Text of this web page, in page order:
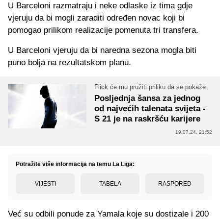
U Barceloni razmatraju i neke odlaske iz tima gdje
vjeruju da bi mogli zaraditi određen novac koji bi
pomogao prilikom realizacije pomenuta tri transfera.
U Barceloni vjeruju da bi naredna sezona mogla biti
puno bolja na rezultatskom planu.
Flick će mu pružiti priliku da se pokaže
Posljednja šansa za jednog
od najvećih talenata svijeta -
S 21 je na raskršću karijere
19.07.24. 21:52
Potražite više informacija na temu La Liga:
VIJESTI TABELA RASPORED
Već su odbili ponude za Yamala koje su dostizale i 200